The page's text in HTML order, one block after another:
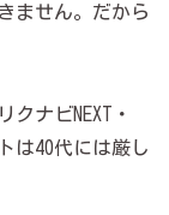
ません。だから
ナビNEXT・
は40代には厳し